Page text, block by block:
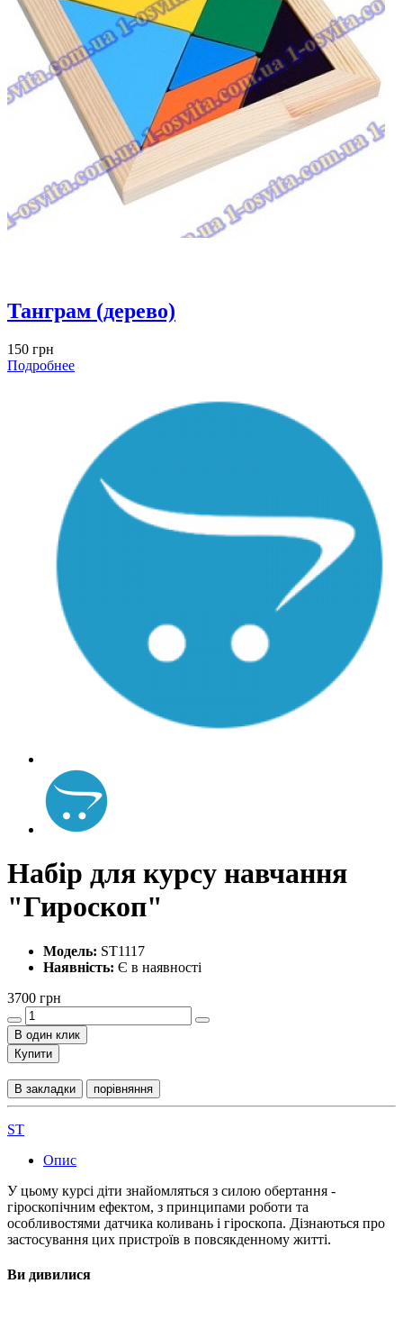
Танграм (дерево)
150 грн
Подробнее
Набір для курсу навчання
"Гироскоп"
Модель: ST1117
Наявність: Є в наявності
3700 грн
В один клик
Купити
В закладки порівняння
ST
Опис
У цьому курсі діти знайомляться з силою обертання -
гіроскопічним ефектом, з принципами роботи та
особливостями датчика коливань і гіроскопа. Дізнаються про
застосування цих пристроїв в повсякденному житті.
Ви дивилися